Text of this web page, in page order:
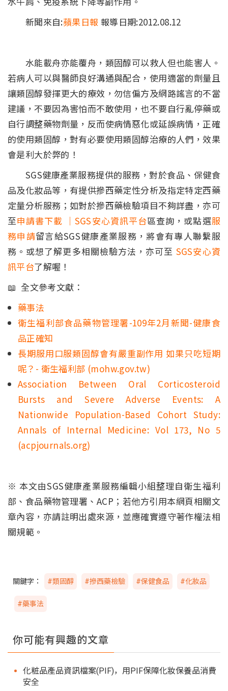
新聞來自:蘋果日報 報導日期:2012.08.12
水能載舟亦能覆舟，類固醇可以救人但也能害人。
若病人可以與醫師良好溝通與配合，使用適當的劑量且
讓類固醇發揮更大的療效，勿信偏方及網路謠言的不當
建議，不要因為害怕而不敢使用，也不要自行亂停藥或
自行調整藥物劑量，反而使病情惡化或延誤病情，正確
的使用類固醇，對有必要使用類固醇治療的人們，效果
會是利大於弊的！
SGS健康產業服務提供的服務，對於食品、保健食
品及化妝品等，有提供摻西藥定性分析及指定特定西藥
定量分析服務；如對於摻西藥檢驗項目不夠詳盡，亦可
至申請書下載 ｜SGS安心資訊平台區查詢，或點選服
務申請留言給SGS健康產業服務，將會有專人聯繫服
務。或想了解更多相關檢驗方法，亦可至 SGS安心資
訊平台了解喔！
📖 全文參考文獻：
藥事法
衛生福利部食品藥物管理署-109年2月新聞-健康食
品正確知
長期服用口服類固醇會有嚴重副作用 如果只吃短期
呢？- 衛生福利部 (mohw.gov.tw)
Association Between Oral Corticosteroid
Bursts and Severe Adverse Events: A
Nationwide Population-Based Cohort Study:
Annals of Internal Medicine: Vol 173, No 5
(acpjournals.org)
※ 本文由SGS健康產業服務編輯小組整理自衛生福利
部、食品藥物管理署、ACP；若他方引用本網頁相關文
章內容，亦請註明出處來源，並應確實遵守著作權法相
關規範。
關鍵字： #類固醇 #摻西藥檢驗 #保健食品 #化妝品
#藥事法
你可能有興趣的文章
化粧品產品資訊檔案(PIF)，用PIF保障化妝保養品消費
安全